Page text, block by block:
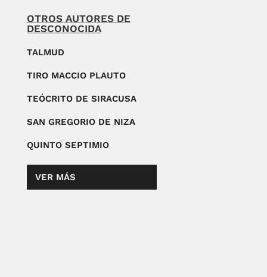
OTROS AUTORES DE
DESCONOCIDA
TALMUD
TIRO MACCIO PLAUTO
TEÓCRITO DE SIRACUSA
SAN GREGORIO DE NIZA
QUINTO SEPTIMIO
VER MÁS